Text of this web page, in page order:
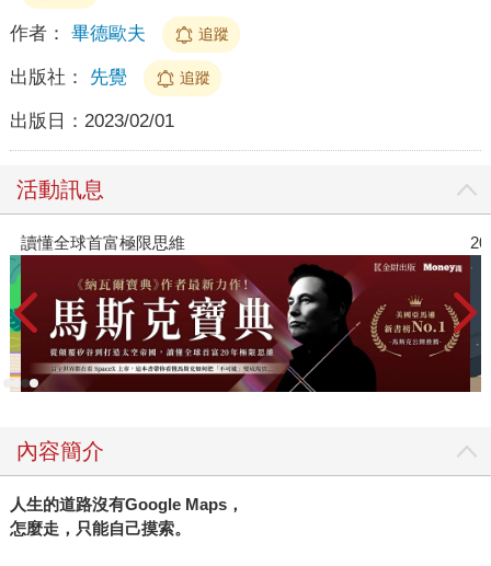
作者： 畢德歐夫 追蹤
出版社： 先覺 追蹤
出版日： 2023/02/01
活動訊息
讀懂全球首富極限思維
內容簡介
人生的道路沒有Google Maps，
怎麼走，只能自己摸索。